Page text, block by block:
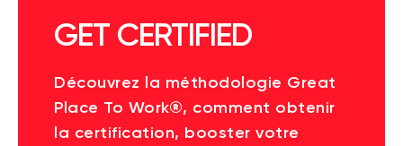
GET CERTIFIED
Découvrez la méthodologie Great
Place To Work®, comment obtenir
la certification, booster votre